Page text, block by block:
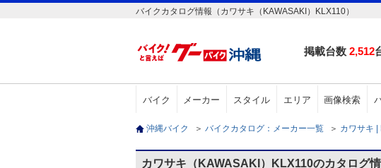
バイクカタログ情報（カワサキ（KAWASAKI）KLX110）
掲載台数 2,512
バイク メーカー スタイル エリア 画像検索
沖縄バイク ＞ バイクカタログ：メーカー一覧 ＞ カワサキ |
カワサキ（KAWASAKI）KLX110のカタログ